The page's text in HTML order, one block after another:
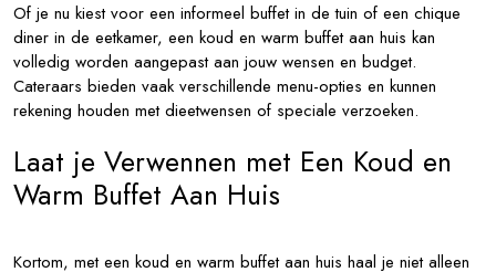
Of je nu kiest voor een informeel buffet in de tuin of een chique
diner in de eetkamer, een koud en warm buffet aan huis kan
volledig worden aangepast aan jouw wensen en budget.
Cateraars bieden vaak verschillende menu-opties en kunnen
rekening houden met dieetwensen of speciale verzoeken.
Laat je Verwennen met Een Koud en
Warm Buffet Aan Huis
Kortom, met een koud en warm buffet aan huis haal je niet alleen